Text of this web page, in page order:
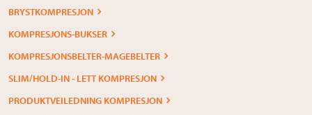
BRYSTKOMPRESJON
KOMPRESJONS-BUKSER
KOMPRESJONSBELTER-MAGEBELTER
SLIM/HOLD-IN - LETT KOMPRESJON
PRODUKTVEILEDNING KOMPRESJON